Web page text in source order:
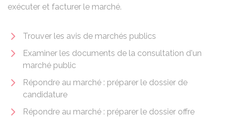
exécuter et facturer le marché.
Trouver les avis de marchés publics
Examiner les documents de la consultation d'un
marché public
Répondre au marché : préparer le dossier de
candidature
Répondre au marché : préparer le dossier offre